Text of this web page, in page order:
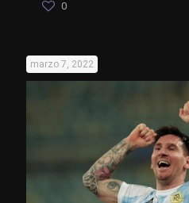
0
marzo 7, 2022